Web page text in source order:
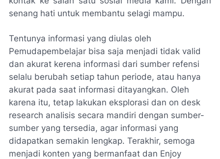
senang hati untuk membantu selagi mampu.
Tentunya informasi yang diulas oleh
Pemudapembelajar bisa saja menjadi tidak valid
dan akurat kerena informasi dari sumber refensi
selalu berubah setiap tahun periode, atau hanya
akurat pada saat informasi ditayangkan. Oleh
karena itu, tetap lakukan eksplorasi dan on desk
research analisis secara mandiri dengan sumber-
sumber yang tersedia, agar informasi yang
didapatkan semakin lengkap. Terakhir, semoga
menjadi konten yang bermanfaat dan Enjoy